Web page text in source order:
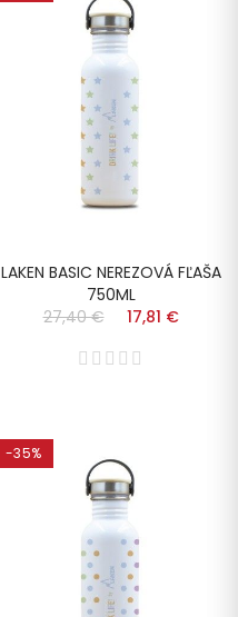
LAKEN BASIC NEREZOVÁ FĽAŠA
750ML
27,40 €
17,81 €
-35%